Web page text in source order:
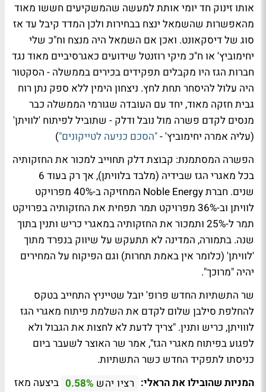
אותו זינוק חד יומי אותת למעשה שהמשקיעים חששו מאוד
מהאפשרות שהשמאל ינצח בבחירות ולכן המדד קיבל עד אז
סוג של דיסקאונט. ואכן אם השמאל היה מנצח וח"כ שלי
יחימוביץ' או ח"כ מיקי רוזנטל שידועים כאגרסיביים מאוד נגד
חברות הגז היו מקבלים תפקידים בכירים בממשלה - הסקטור
היה עלול להיסחר תחת לחץ. ניצחון הימין ללא ספק נתן רוח
גבית חזקה מאוד, יחד עם העובדה שגורמי הממשלה כבר
מנסים לקדם פשרה מול נובל ודלק - שתוביל לפיתוח 'לוויתן'
(עליה אמרה יחימוביץ' -"הסכם כניעה לטייקונים")
הפשרה המסתמנת: קבוצת דלק תחוייב למכור את החזקותיה
בכל מאגרי הגז שבידיה (מלבד בלוויתן), אך רק בעוד 6
שנים. חברת Noble Energy המחזיקה ב-40% מפרויקט
לוויתן וב-36% מפרויקט תמר תפחית את החזקותיה בפרויקט
תמר ל-25% ותמכור את החזקותיה במאגרי כריש ותנין בתוך
שנה. בתמורה, המדינה לא תתעקש על שיווק בנפרד מתוך
'לוויתן' (כלומר אין באמת תחרות) וגם הפיקוח על המחירים
יהיה "מרוכך".
שר התשתיות החדש פרופ' יובל שטייניץ התחייב בטקס
להחלפת סילבן שלום לקדם את השלמת פיתוח מאגרי הגז
לווויתן, כריש ותנין. "צריך לדעת לא לחצות את הגבול ולא
לפגוע בפיתוח מאגרי הגז", אמר שר האוצר לשעבר ביום
כניסתו לתפקיד החדש כשר התשתיות.
המניות שהובילו את הראלי: רציו יהש 0.58% ביצעה מאז